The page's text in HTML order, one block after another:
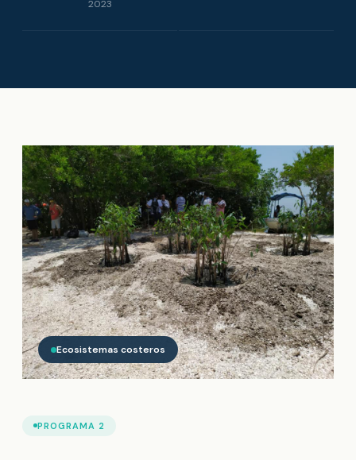
2023
Ecosistemas costeros
PROGRAMA 2